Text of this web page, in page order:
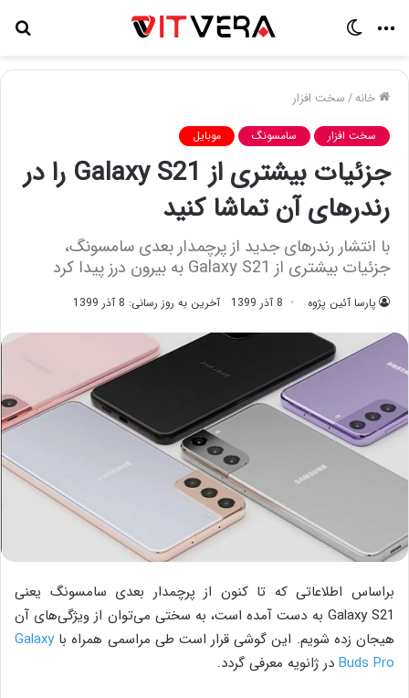
منو
خانه/سخت افزار
سخت افزار سامسونگ موبایل
جزئیات بیشتری از Galaxy S21 را در
رندرهای آن تماشا کنید
با انتشار رندرهای جدید از پرچمدار بعدی سامسونگ،
جزئیات بیشتری از Galaxy S21 به بیرون درز پیدا کرد
پارسا آئین پژوه 8 آذر 1399 آخرین به روز رسانی: 8 آذر 1399
براساس اطلاعاتی که تا کنون از پرچمدار بعدی سامسونگ یعنی
Galaxy S21 به دست آمده است، به سختی می‌توان از ویژگی‌های آن
هیجان زده شویم. این گوشی قرار است طی مراسمی همراه با Galaxy
Buds Pro در ژانویه معرفی گردد.